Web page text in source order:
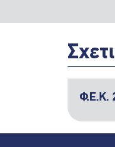
Φ.Ε.Κ.